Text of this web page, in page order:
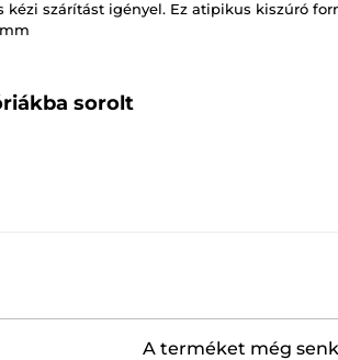
szárítást igényel. Ez atipikus kiszúró
sorolt
A terméket még